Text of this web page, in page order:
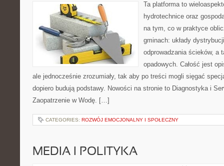
Ta platforma to
hydrotechnice oraz
na tym, co w praktyce
gminach: układy
odprowadzania ścieków, a
opadowych. Całość jest
ale jednocześnie zrozumiały, tak aby po treści mogli sięgać
dopiero budują podstawy. Nowości na stronie to Diagnostyka i
Zaopatrzenie w Wodę. […]
CATEGORIES: ROZWÓJ EMOCJONALNY I SPOŁECZNY
MEDIA I POLITYKA